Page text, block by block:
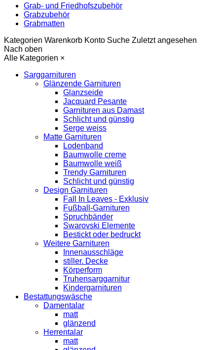
Grab- und Friedhofszubehör
Grabzubehör
Grabmatten
Kategorien Warenkorb Konto Suche Zuletzt angesehen
Nach oben
Alle Kategorien ×
Sarggarnituren
Glänzende Garnituren
Glanzseide
Jacquard Pesante
Garnituren aus Damast
Schlicht und günstig
Serge weiss
Matte Garnituren
Lodenband
Baumwolle creme
Baumwolle weiß
Trendy Garnituren
Schlicht und günstig
Design Garnituren
Fall In Leaves - Exklusiv
Fußball-Garnituren
Spruchbänder
Swarovski Elemente
Bestickt oder bedruckt
Weitere Garnituren
Innenausschläge
stiller. Decke
Körperform
Truhensarggarnitur
Kindergarnituren
Bestattungswäsche
Damentalar
matt
glänzend
Herrentalar
matt